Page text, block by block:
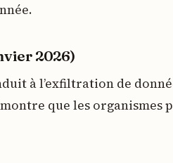
2026)
à l’exfiltration de
que les organismes